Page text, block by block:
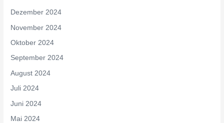
Dezember 2024
November 2024
Oktober 2024
September 2024
August 2024
Juli 2024
Juni 2024
Mai 2024